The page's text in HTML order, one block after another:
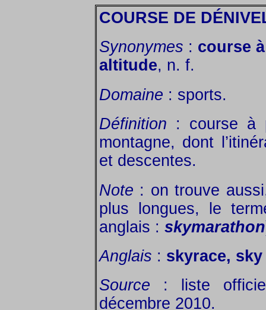
COURSE DE
Synonymes : course
altitude, n. f.
Domaine : sports.
Définition : course à
montagne, dont
et descentes.
Note : on trouve
plus longues, le
anglais : skymarathon
Anglais : skyrace,
Source : liste
décembre 2010.